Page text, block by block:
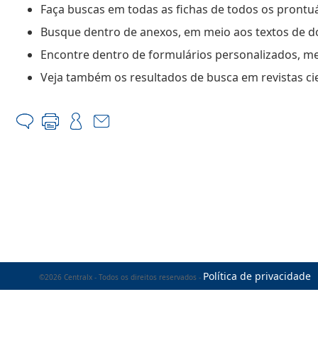
Faça buscas em todas as fichas de todos os
Busque dentro de anexos, em meio aos textos de
Encontre dentro de formulários personalizados,
Veja também os resultados de busca em revistas
©2026 Centralx - Todos os direitos reservados - Política de privacidade